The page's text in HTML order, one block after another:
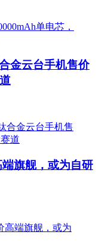
金云台手机售价
旗舰，或为自研